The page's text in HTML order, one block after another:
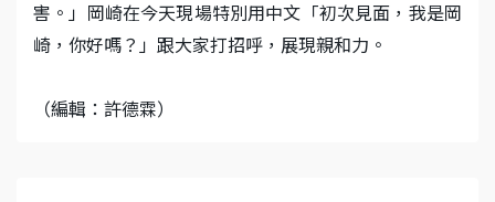
害。」岡崎在今天現場特別用中文「初次見面，我是岡
崎，你好嗎？」跟大家打招呼，展現親和力。
（編輯：許德霖）